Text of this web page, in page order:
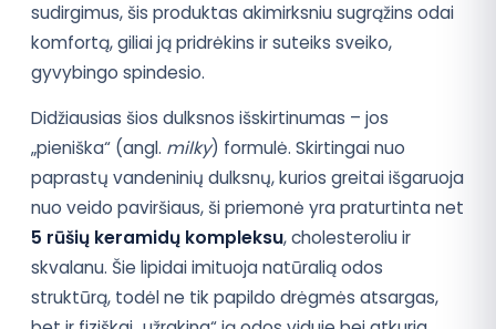
sudirgimus, šis produktas akimirksniu sugrąžins odai
komfortą, giliai ją pridrėkins ir suteiks sveiko,
gyvybingo spindesio.
Didžiausias šios dulksnos išskirtinumas – jos
„pieniška“ (angl. milky) formulė. Skirtingai nuo
paprastų vandeninių dulksnų, kurios greitai išgaruoja
nuo veido paviršiaus, ši priemonė yra praturtinta net
5 rūšių keramidų kompleksu, cholesteroliu ir
skvalanu. Šie lipidai imituoja natūralią odos
struktūrą, todėl ne tik papildo drėgmės atsargas,